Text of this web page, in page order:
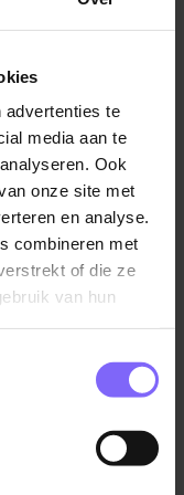
advertenties te
media aan te
Ook
onze site met
en analyse.
combineren met
of die ze
van hun
op
zorg voor alle
gebied van
jonge kind.
je continue af
omgeving. Je
creativiteit en
om aan te sluiten
die je hebt.
goede rapportage